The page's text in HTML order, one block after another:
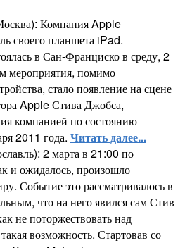
Компания Apple
своего планшета iPad.
в Сан-Франциско в среду, 2
мероприятия, помимо
стало появление на сцене
Apple Стива Джобса,
компанией по состоянию
2011 года. Читать далее...
2 марта в 21:00 по
и ожидалось, произошло
Событие это рассматривалось в
что на него явился сам Стив
не поторжествовать над
возможность. Стартовав со